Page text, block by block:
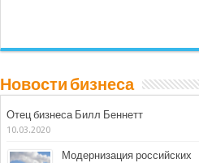
Новости бизнеса
Отец бизнеса Билл Беннетт
10.03.2020
Модернизация российских